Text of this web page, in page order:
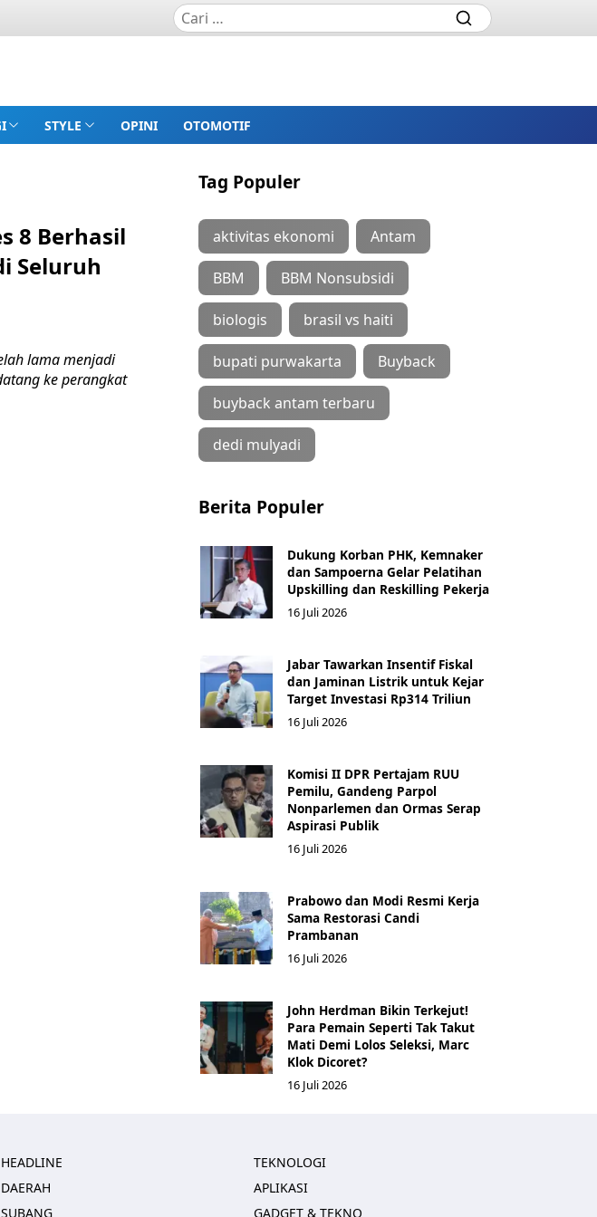
STYLE OPINI OTOMOTIF
8 Berhasil
Seluruh
lama menjadi
ke perangkat
Tag Populer
aktivitas ekonomi Antam
BBM BBM Nonsubsidi
biologis brasil vs haiti
bupati purwakarta Buyback
buyback antam terbaru
dedi mulyadi
Berita Populer
Dukung Korban PHK, Kemnaker
dan Sampoerna Gelar Pelatihan
Upskilling dan Reskilling Pekerja
16 Juli 2026
Jabar Tawarkan Insentif Fiskal
dan Jaminan Listrik untuk Kejar
Target Investasi Rp314 Triliun
16 Juli 2026
Komisi II DPR Pertajam RUU
Pemilu, Gandeng Parpol
Nonparlemen dan Ormas Serap
Aspirasi Publik
16 Juli 2026
Prabowo dan Modi Resmi Kerja
Sama Restorasi Candi
Prambanan
16 Juli 2026
John Herdman Bikin Terkejut!
Para Pemain Seperti Tak Takut
Mati Demi Lolos Seleksi, Marc
Klok Dicoret?
16 Juli 2026
HEADLINE
DAERAH
SUBANG
TEKNOLOGI
APLIKASI
GADGET & TEKNO